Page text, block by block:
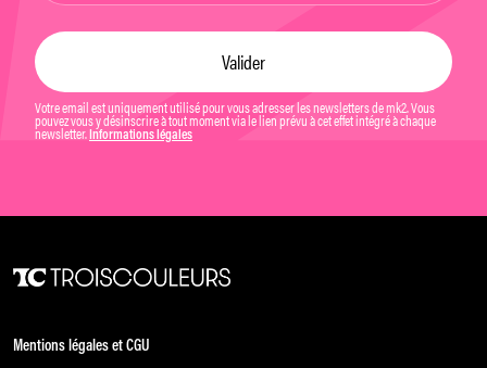
Votre email est uniquement utilisé pour vous adresser les newsletters de mk2. Vous
pouvez vous y désinscrire à tout moment via le lien prévu à cet effet intégré à chaque
newsletter. Informations légales
Mentions légales et CGU